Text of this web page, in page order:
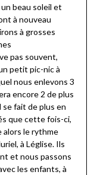
beau soleil et
à nouveau
à grosses
pas souvent,
petit pic-nic à
nous enlevons 3
encore 2 de plus
se fait de plus en
que cette fois-ci,
alors le rythme
à Léglise. Ils
et nous passons
les enfants, à